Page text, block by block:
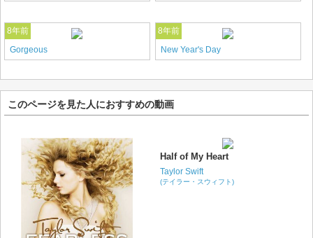
8年前
Gorgeous
8年前
New Year's Day
このページを見た人におすすめの動画
Half of My Heart
Taylor Swift
(テイラー・スウィフト)